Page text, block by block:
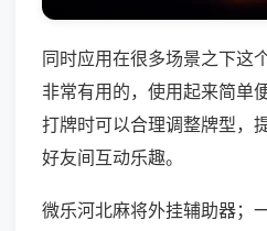
同时应用在很多场景之下这
非常有用的，使用起来简单
打牌时可以合理调整牌型，
好友间互动乐趣。
微乐河北麻将外挂辅助器；